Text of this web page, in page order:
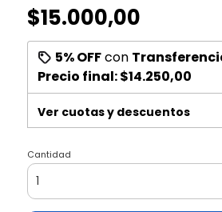
$15.000,00
5% OFFcon
Precio final:$14.250,00
Ver cuotas y descuentos
Cantidad